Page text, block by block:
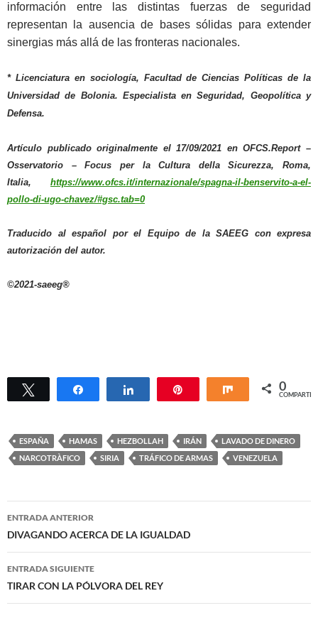
información entre las distintas fuerzas de seguridad
representan la ausencia de bases sólidas para extender
sinergias más allá de las fronteras nacionales.
* Licenciatura en sociología, Facultad de Ciencias Políticas de la
Universidad de Bolonia. Especialista en Seguridad, Geopolítica y
Defensa.
Artículo publicado originalmente el 17/09/2021 en OFCS.Report –
Osservatorio – Focus per la Cultura della Sicurezza, Roma,
Italia, https://www.ofcs.it/internazionale/spagna-il-benservito-a-el-
pollo-di-ugo-chavez/#gsc.tab=0
Traducido al español por el Equipo de la SAEEG con expresa
autorización del autor.
©2021-saeeg®
Twittear Compartir Compartir Compartir
0
COMPARTIR
ESPAÑA HAMAS HEZBOLLAH IRÁN
LAVADO DE DINERO
NARCOTRÀFICO
SIRIA TRÁFICO DE ARMAS VENEZUELA
Navegación
de
entradas
ENTRADA ANTERIOR
DIVAGANDO ACERCA DE LA IGUALDAD
ENTRADA SIGUIENTE
TIRAR CON LA PÓLVORA DEL REY